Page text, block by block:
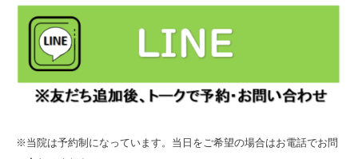
※当院は予約制になっています。当日をご希望の場合はお電話でお問